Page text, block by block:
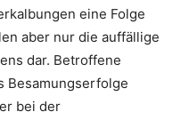
eine Folge
aber nur die auffällige
dar. Betroffene
Besamungserfolge
bei der